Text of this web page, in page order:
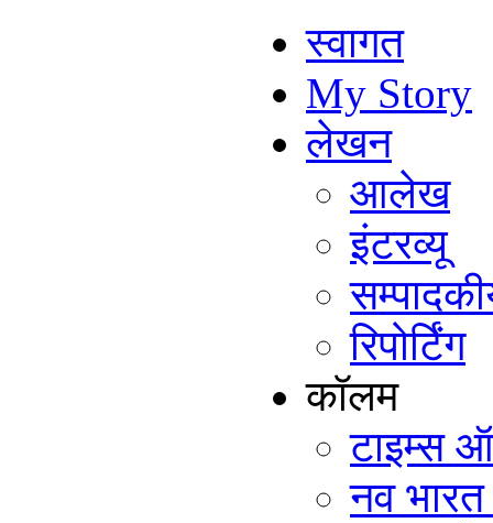
स्वागत
My Story
लेखन
आलेख
इंटरव्यू
रिपोर्टिंग
कॉलम
टाइम्स
नव भारत